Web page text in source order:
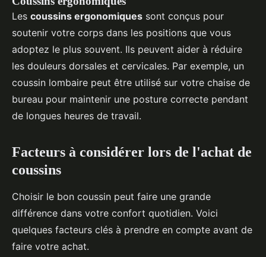
Les coussins ergonomiques sont conçus pour
soutenir votre corps dans les positions que vous
adoptez le plus souvent. Ils peuvent aider à réduire
les douleurs dorsales et cervicales. Par exemple, un
coussin lombaire peut être utilisé sur votre chaise de
bureau pour maintenir une posture correcte pendant
de longues heures de travail.
Facteurs à considérer lors de l'achat de
coussins
Choisir le bon coussin peut faire une grande
différence dans votre confort quotidien. Voici
quelques facteurs clés à prendre en compte avant de
faire votre achat.